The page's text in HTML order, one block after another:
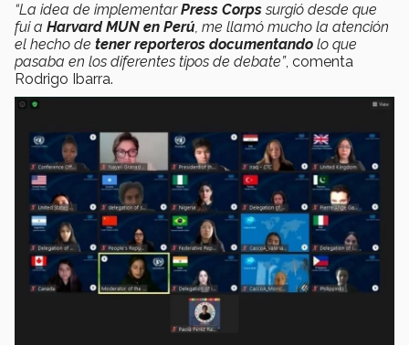
“La idea de implementarPress Corpssurgió desde que
fui a Harvard MUN en Perú, me llamó mucho la atención
el hecho de tener reporteros documentando lo que
pasaba en los diferentes tipos de debate”, comenta
Rodrigo Ibarra.